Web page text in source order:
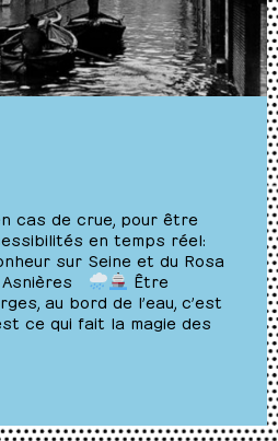
cas de crue, pour être
en temps réel:
sur Seine et du Rosa
Asnières
Être
au bord de l’eau, c’est
ce qui fait la magie des